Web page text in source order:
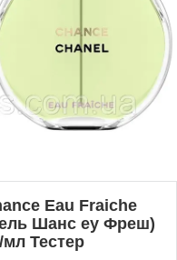
Eau Fraiche
Шанс еу Фреш)
Тестер